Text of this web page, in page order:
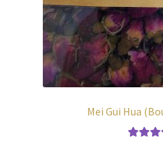
Mei Gui Hua